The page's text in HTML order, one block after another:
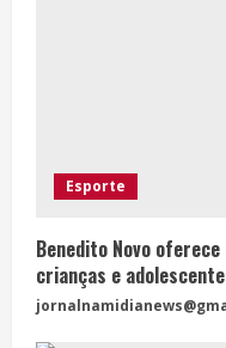
Esporte
Benedito Novo
crianças e